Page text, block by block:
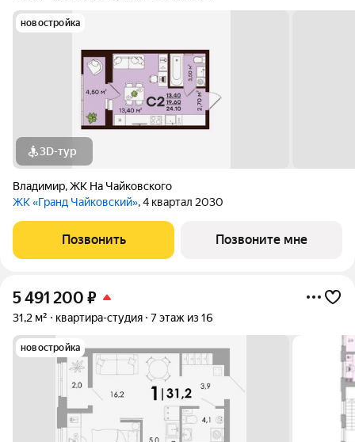
новостройка
3D-тур
Владимир,ЖК На Чайковского
ЖК «Гранд Чайковский», 4 квартал 2030
Позвонить Позвоните мне
5 491 200 ₽
31,2 м² квартира-студия 7 этаж из 16
новостройка